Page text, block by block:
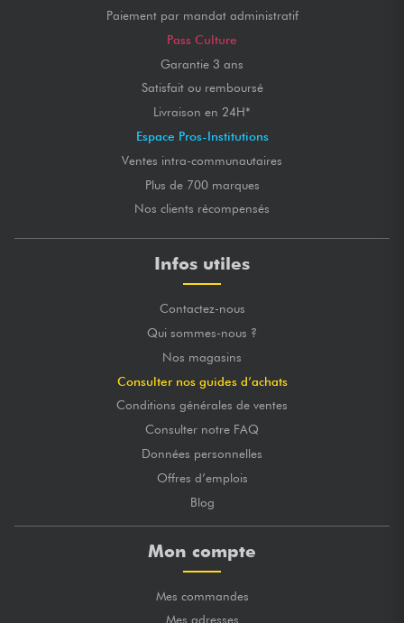
Paiement par mandat administratif
Pass Culture
Garantie 3 ans
Satisfait ou remboursé
Livraison en 24H*
Espace Pros-Institutions
Ventes intra-communautaires
Plus de 700 marques
Nos clients récompensés
Infos utiles
Contactez-nous
Qui sommes-nous ?
Nos magasins
Consulter nos guides d’achats
Conditions générales de ventes
Consulter notre FAQ
Données personnelles
Offres d’emplois
Blog
Mon compte
Mes commandes
Mes adresses